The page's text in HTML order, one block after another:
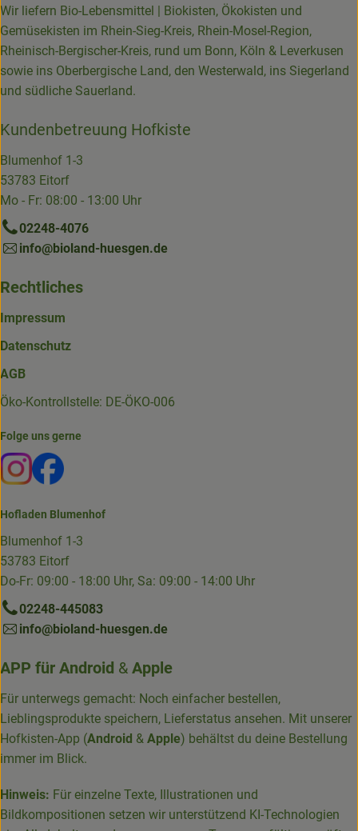
Wir liefern Bio-Lebensmittel | Biokisten, Ökokisten und
Gemüsekisten im Rhein-Sieg-Kreis, Rhein-Mosel-Region,
Rheinisch-Bergischer-Kreis, rund um Bonn, Köln & Leverkusen
sowie ins Oberbergische Land, den Westerwald, ins Siegerland
und südliche Sauerland.
Kundenbetreuung Hofkiste
Blumenhof 1-3
53783 Eitorf
Mo - Fr: 08:00 - 13:00 Uhr
02248-4076
info@bioland-huesgen.de
Rechtliches
Impressum
Datenschutz
AGB
Öko-Kontrollstelle: DE-ÖKO-006
Folge uns gerne
Externer Link zu https://www.instagram.com/die.hofkiste/
Externer Link zu https://www.facebook.com/p/Die-
Hofladen Blumenhof
Blumenhof 1-3
53783 Eitorf
Do-Fr: 09:00 - 18:00 Uhr, Sa: 09:00 - 14:00 Uhr
02248-445083
info@bioland-huesgen.de
APP für Android & Apple
Für unterwegs gemacht: Noch einfacher bestellen,
Lieblingsprodukte speichern, Lieferstatus ansehen. Mit unserer
Hofkisten-App (Android & Apple) behältst du deine Bestellung
immer im Blick.
Hinweis: Für einzelne Texte, Illustrationen und
Bildkompositionen setzen wir unterstützend KI-Technologien